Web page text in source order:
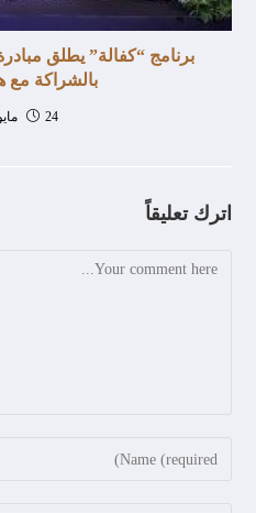
برنامج “كفالة” يطلق
بالشراكة مع
24 مايو، 2025
اترك تعليقاً